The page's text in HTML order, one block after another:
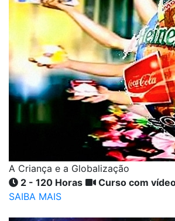
A Criança e a Globalização
2 - 120 Horas
Curso com
SAIBA MAIS